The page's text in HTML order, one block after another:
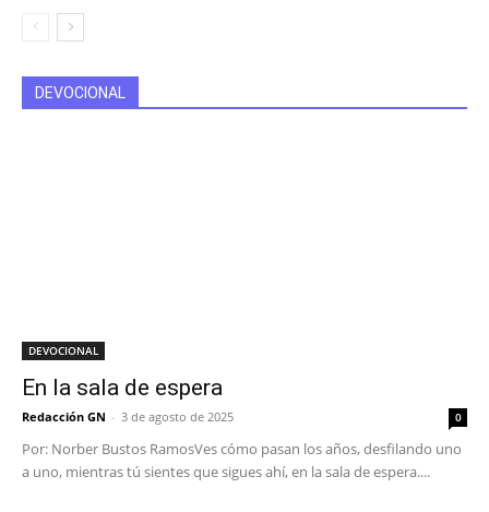
DEVOCIONAL
DEVOCIONAL
En la sala de espera
Redacción GN - 3 de agosto de 2025 0
Por: Norber Bustos RamosVes cómo pasan los años, desfilando uno
a uno, mientras tú sientes que sigues ahí, en la sala de espera....